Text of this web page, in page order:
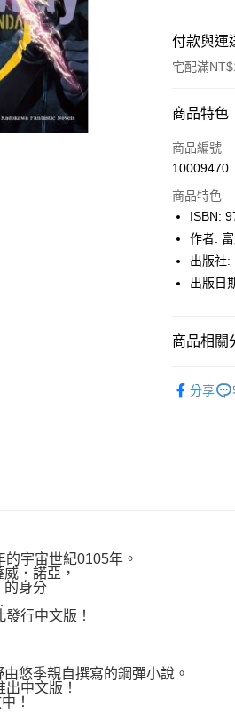
付款與運
宅配滿
付款方式
icash Pay
數位禮券
LINE Pay
Apple Pay
悠遊付
商品特色
商品編號
10009470
商品特色
ISBN:
作者:
出版社:
出版日
商品相關
分享
宇宙世紀0105年。
．諾亞，
身分
行中文版！
季親自撰寫的鋼彈小說。
中文版！
！